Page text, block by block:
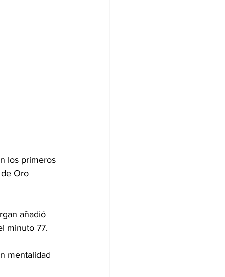
los primeros
Oro
añadió
minuto 77.
mentalidad